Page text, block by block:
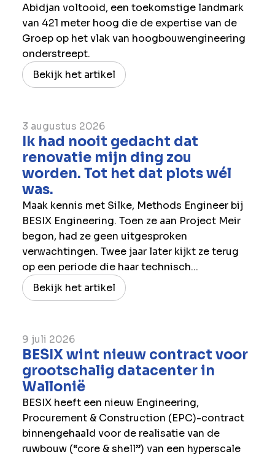
Abidjan voltooid, een toekomstige landmark
van 421 meter hoog die de expertise van de
Groep op het vlak van hoogbouwengineering
onderstreept.
Bekijk het artikel
3 augustus 2026
Ik had nooit gedacht dat
renovatie mijn ding zou
worden. Tot het dat plots wél
was.
Maak kennis met Silke, Methods Engineer bij
BESIX Engineering. Toen ze aan Project Meir
begon, had ze geen uitgesproken
verwachtingen. Twee jaar later kijkt ze terug
op een periode die haar technisch...
Bekijk het artikel
9 juli 2026
BESIX wint nieuw contract voor
grootschalig datacenter in
Wallonië
BESIX heeft een nieuw Engineering,
Procurement & Construction (EPC)-contract
binnengehaald voor de realisatie van de
ruwbouw (“core & shell”) van een hyperscale